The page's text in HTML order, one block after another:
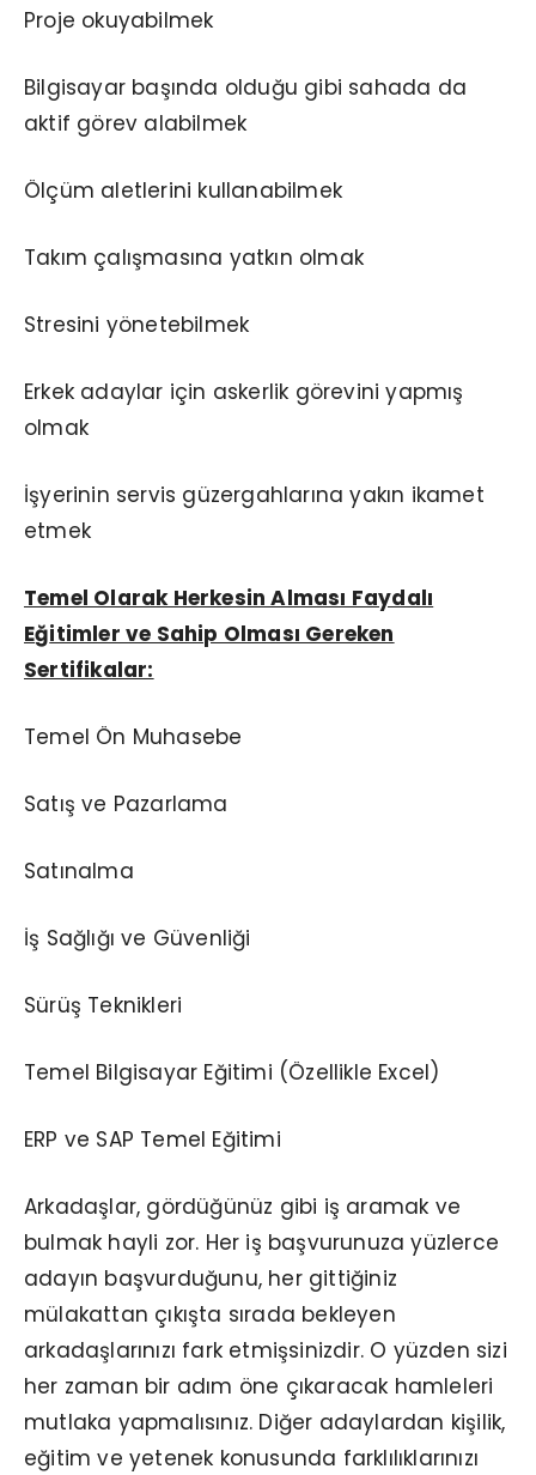
Proje okuyabilmek
Bilgisayar başında olduğu gibi sahada da
aktif görev alabilmek
Ölçüm aletlerini kullanabilmek
Takım çalışmasına yatkın olmak
Stresini yönetebilmek
Erkek adaylar için askerlik görevini yapmış
olmak
İşyerinin servis güzergahlarına yakın ikamet
etmek
Temel Olarak Herkesin Alması Faydalı
Eğitimler ve Sahip Olması Gereken
Sertifikalar:
Temel Ön Muhasebe
Satış ve Pazarlama
Satınalma
İş Sağlığı ve Güvenliği
Sürüş Teknikleri
Temel Bilgisayar Eğitimi (Özellikle Excel)
ERP ve SAP Temel Eğitimi
Arkadaşlar, gördüğünüz gibi iş aramak ve
bulmak hayli zor. Her iş başvurunuza yüzlerce
adayın başvurduğunu, her gittiğiniz
mülakattan çıkışta sırada bekleyen
arkadaşlarınızı fark etmişsinizdir. O yüzden sizi
her zaman bir adım öne çıkaracak hamleleri
mutlaka yapmalısınız. Diğer adaylardan kişilik,
eğitim ve yetenek konusunda farklılıklarınızı